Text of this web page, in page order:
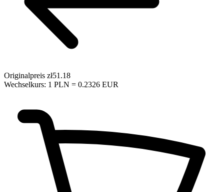
Originalpreis zł51.18
Wechselkurs: 1 PLN = 0.2326 EUR